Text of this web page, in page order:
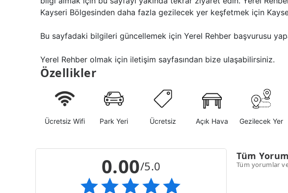
Kayseri Bölgesinden daha fazla gezilecek yer keşfetmek için
Bu sayfadaki bilgileri güncellemek için Yerel Rehber başvurusu
Yerel Rehber olmak için iletişim sayfasından bize ulaşabilirsiniz.
Özellikler
Ücretsiz Wifi Park Yeri Ücretsiz Açık Hava Gezilecek Yer
0.00/5.0
Tüm
Tüm yorumlar